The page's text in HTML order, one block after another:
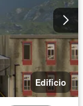
Edificio